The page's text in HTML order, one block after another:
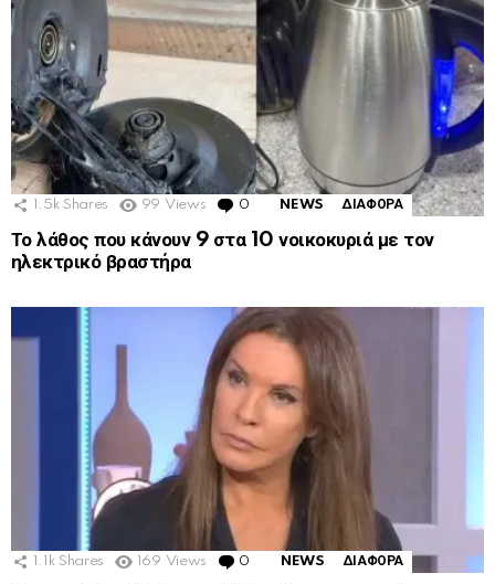
1.5k Shares 99 Views 0 Comments
NEWS ΔΙΑΦΟΡΑ
Το λάθος που κάνουν 9 στα 10 νοικοκυριά με τον
ηλεκτρικό βραστήρα
1.1k Shares 169 Views 0 Comments
NEWS ΔΙΑΦΟΡΑ